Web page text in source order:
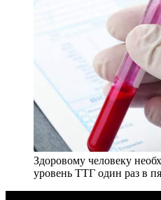
Здоровому человеку
уровень ТТГ один раз в